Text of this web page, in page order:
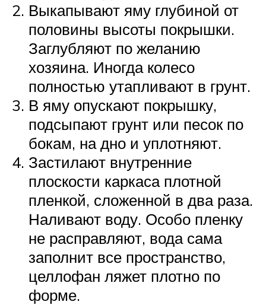
Выкапывают яму глубиной от
половины высоты покрышки.
Заглубляют по желанию
хозяина. Иногда колесо
полностью утапливают в грунт.
В яму опускают покрышку,
подсыпают грунт или песок по
бокам, на дно и уплотняют.
Застилают внутренние
плоскости каркаса плотной
пленкой, сложенной в два раза.
Наливают воду. Особо пленку
не расправляют, вода сама
заполнит все пространство,
целлофан ляжет плотно по
форме.